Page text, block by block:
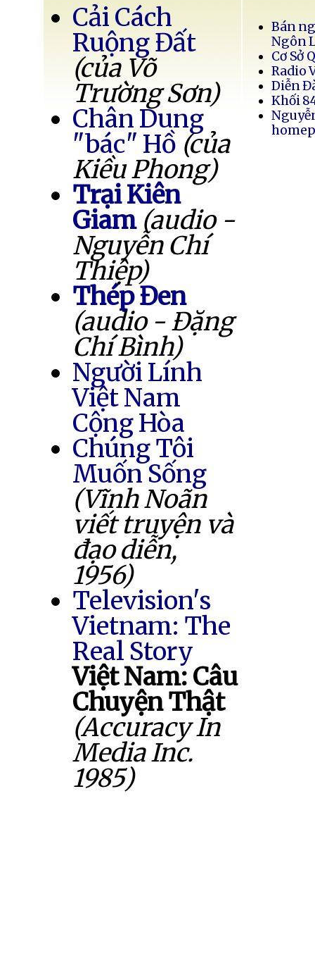
Cải Cách
Ruộng Đất
(của Võ
Trường Sơn)
Chân Dung
"bác" Hồ (của
Kiều Phong)
Trại Kiên
Giam (audio -
Nguyễn Chí
Thiệp)
Thép Đen
(audio - Đặng
Chí Bình)
Người Lính
Việt Nam
Cộng Hòa
Chúng Tôi
Muốn Sống
(Vĩnh Noãn
viết truyện và
đạo diễn,
1956)
Television's
Vietnam: The
Real Story
Việt Nam: Câu
Chuyện Thật
(Accuracy In
Media Inc.
1985)
Bán
Ngôn
Cơ Sở
Radio
Diễn
Khối